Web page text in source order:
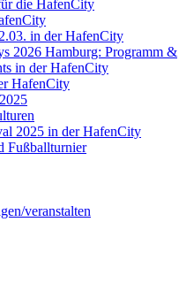
die HafenCity
in der HafenCity
2026 Hamburg: Programm &
in der HafenCity
HafenCity
2025 in der HafenCity
Fußballturnier
veranstalten